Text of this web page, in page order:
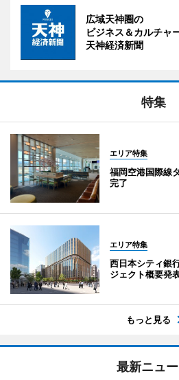
広域天神圏の
ビジネス＆カルチャ
天神経済新聞
特集
エリア特集
福岡空港国際線
完了
エリア特集
西日本シティ銀
ジェクト概要発
もっと見る
最新ニュ